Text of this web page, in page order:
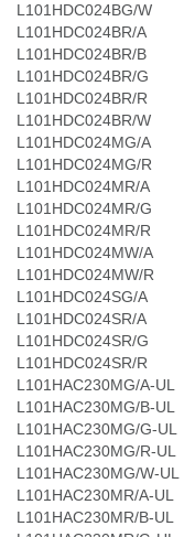
L101HDC024BG/W
L101HDC024BR/A
L101HDC024BR/B
L101HDC024BR/G
L101HDC024BR/R
L101HDC024BR/W
L101HDC024MG/A
L101HDC024MG/R
L101HDC024MR/A
L101HDC024MR/G
L101HDC024MR/R
L101HDC024MW/A
L101HDC024MW/R
L101HDC024SG/A
L101HDC024SR/A
L101HDC024SR/G
L101HDC024SR/R
L101HAC230MG/A-UL
L101HAC230MG/B-UL
L101HAC230MG/G-UL
L101HAC230MG/R-UL
L101HAC230MG/W-UL
L101HAC230MR/A-UL
L101HAC230MR/B-UL